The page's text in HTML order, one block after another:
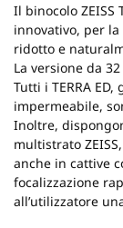
Il binocolo ZEISS
innovativo, per
ridotto e
La versione da
Tutti i TERRA
impermeabile,
Inoltre,
multistrato
anche in cattive
focalizzazione
all’utilizzatore